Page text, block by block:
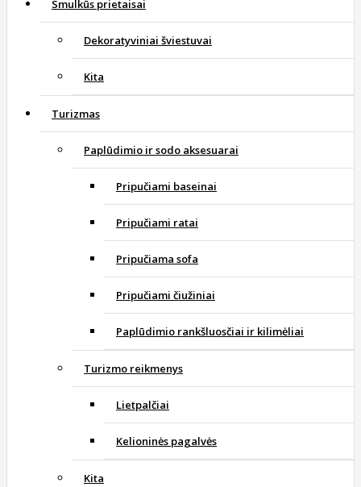
Smulkūs prietaisai
Dekoratyviniai šviestuvai
Kita
Turizmas
Paplūdimio ir sodo aksesuarai
Pripučiami baseinai
Pripučiami ratai
Pripučiama sofa
Pripučiami čiužiniai
Paplūdimio rankšluosčiai ir kilimėliai
Turizmo reikmenys
Lietpalčiai
Kelioninės pagalvės
Kita